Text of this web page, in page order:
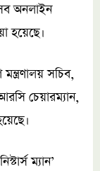
অনলাইন
হয়েছে।
সচিব,
চেয়ারম্যান,
ম্যান’